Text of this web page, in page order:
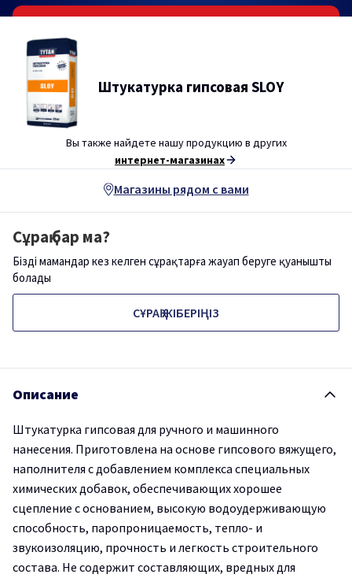
Штукатурка гипсовая SLOY
Вы также найдете нашу продукцию в других
интернет-магазинах
Магазины рядом с вами
Сұрақ бар ма?
Біздің мамандар кез келген сұрақтарға жауап беруге қуанышты
болады
СҰРАҚ ЖІБЕРІҢІЗ
Описание
Штукатурка гипсовая для ручного и машинного
нанесения. Приготовлена на основе гипсового вяжущего,
наполнителя с добавлением комплекса специальных
химических добавок, обеспечивающих хорошее
сцепление с основанием, высокую водоудерживающую
способность, паропроницаемость, тепло- и
звукоизоляцию, прочность и легкость строительного
состава. Не содержит составляющих, вредных для